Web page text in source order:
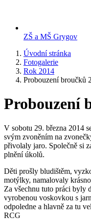
ZŠ a MŠ Grygov
Úvodní stránka
Fotogalerie
Rok 2014
Probouzení broučků
Probouzení
V sobotu 29. března 2014
svým zvoněním na
přivolaly jaro. Společně si
plnění úkolů.
Děti prošly bludištěm,
motýlky, namalovaly
Za všechnu tuto práci byly
vyrobenou voskovkou s
odpoledne a hlavně za tu
RCG